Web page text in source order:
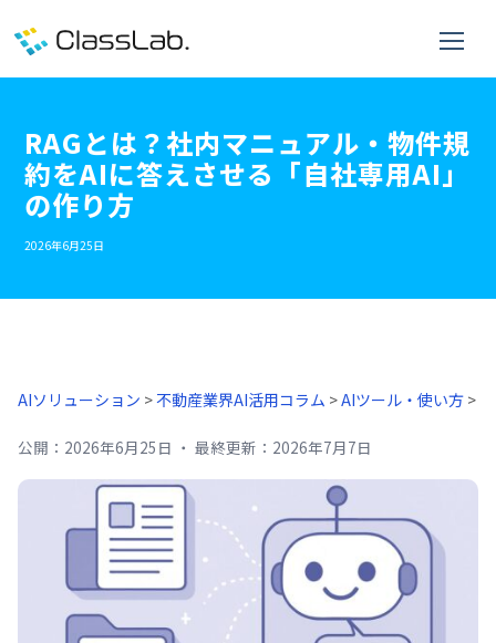
RAGとは？社内マニュアル・物件規
約をAIに答えさせる「自社専用AI」
の作り方
2026年6月25日
AIソリューション >不動産業界AI活用コラム >AIツール・使い方 >
公開： 2026年6月25日 ・ 最終更新： 2026年7月7日